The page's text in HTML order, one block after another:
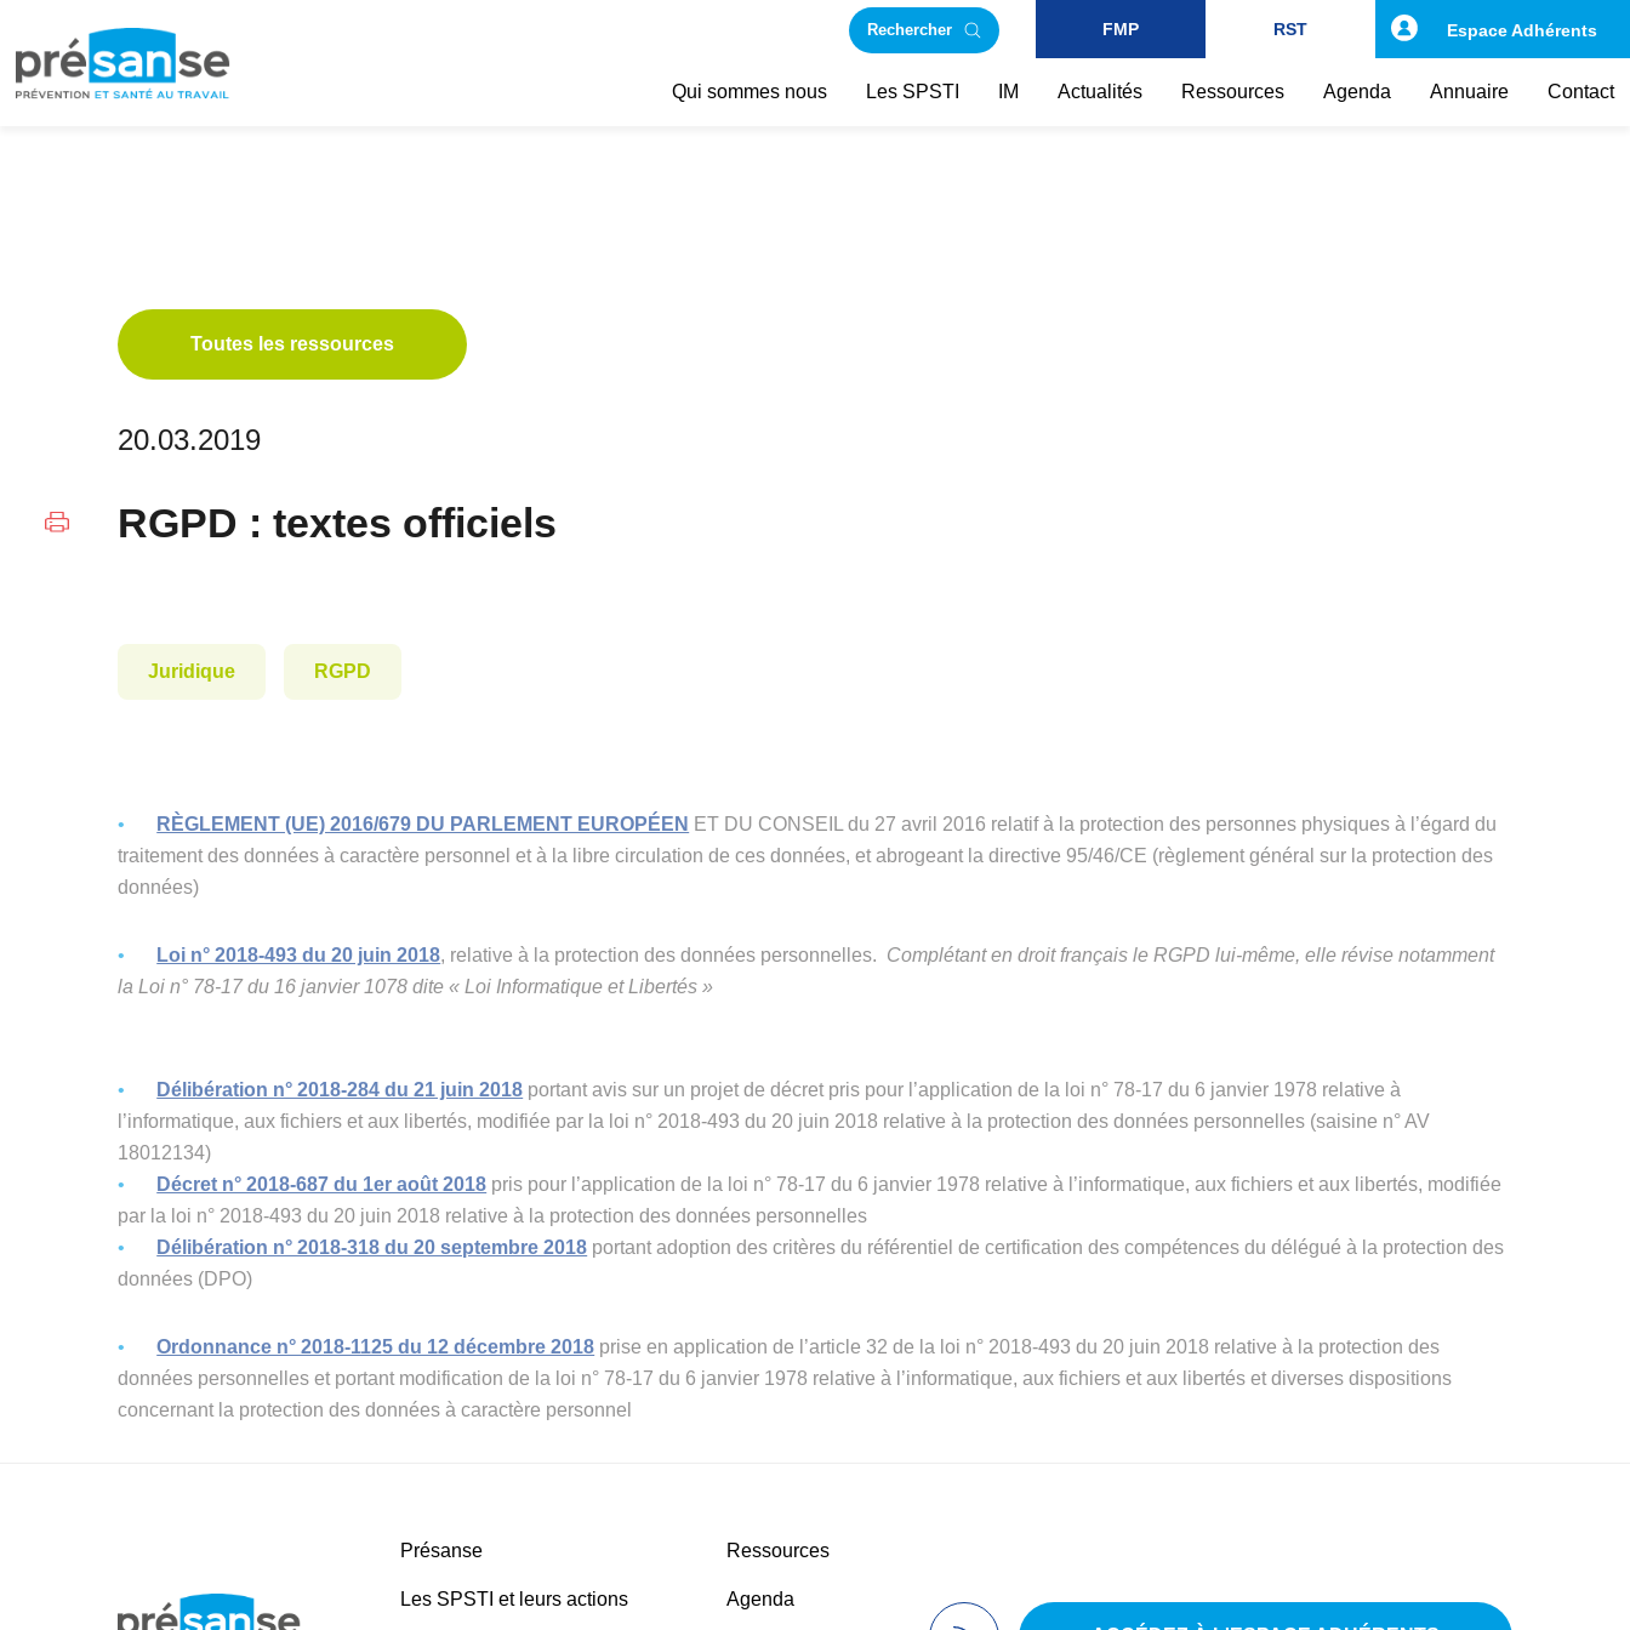
la
au
contenu
Rechercher FMP RST
Qui sommes nous Les SPSTI IM Actualités Ressources Agenda Annuaire Contact
Espace Adhérents
Toutes les ressources
20.03.2019
RGPD : textes officiels
Juridique RGPD
RÈGLEMENT (UE) 2016/679 DU PARLEMENT EUROPÉEN ET DU CONSEIL du 27 avril 2016 relatif à la protection des personnes physiques à l’égard du
traitement des données à caractère personnel et à la libre circulation de ces données, et abrogeant la directive 95/46/CE (règlement général sur la protection des
données)
Loi n° 2018-493 du 20 juin 2018, relative à la protection des données personnelles. Complétant en droit français le RGPD lui-même, elle révise notamment
la Loi n° 78-17 du 16 janvier 1078 dite « Loi Informatique et Libertés »
Délibération n° 2018-284 du 21 juin 2018 portant avis sur un projet de décret pris pour l’application de la loi n° 78-17 du 6 janvier 1978 relative à
l’informatique, aux fichiers et aux libertés, modifiée par la loi n° 2018-493 du 20 juin 2018 relative à la protection des données personnelles (saisine n° AV
18012134)
Décret n° 2018-687 du 1er août 2018 pris pour l’application de la loi n° 78-17 du 6 janvier 1978 relative à l’informatique, aux fichiers et aux libertés, modifiée
par la loi n° 2018-493 du 20 juin 2018 relative à la protection des données personnelles
Délibération n° 2018-318 du 20 septembre 2018 portant adoption des critères du référentiel de certification des compétences du délégué à la protection des
données (DPO)
Ordonnance n° 2018-1125 du 12 décembre 2018 prise en application de l’article 32 de la loi n° 2018-493 du 20 juin 2018 relative à la protection des
données personnelles et portant modification de la loi n° 78-17 du 6 janvier 1978 relative à l’informatique, aux fichiers et aux libertés et diverses dispositions
concernant la protection des données à caractère personnel
Présanse
Les SPSTI et leurs actions
Ressources
Agenda